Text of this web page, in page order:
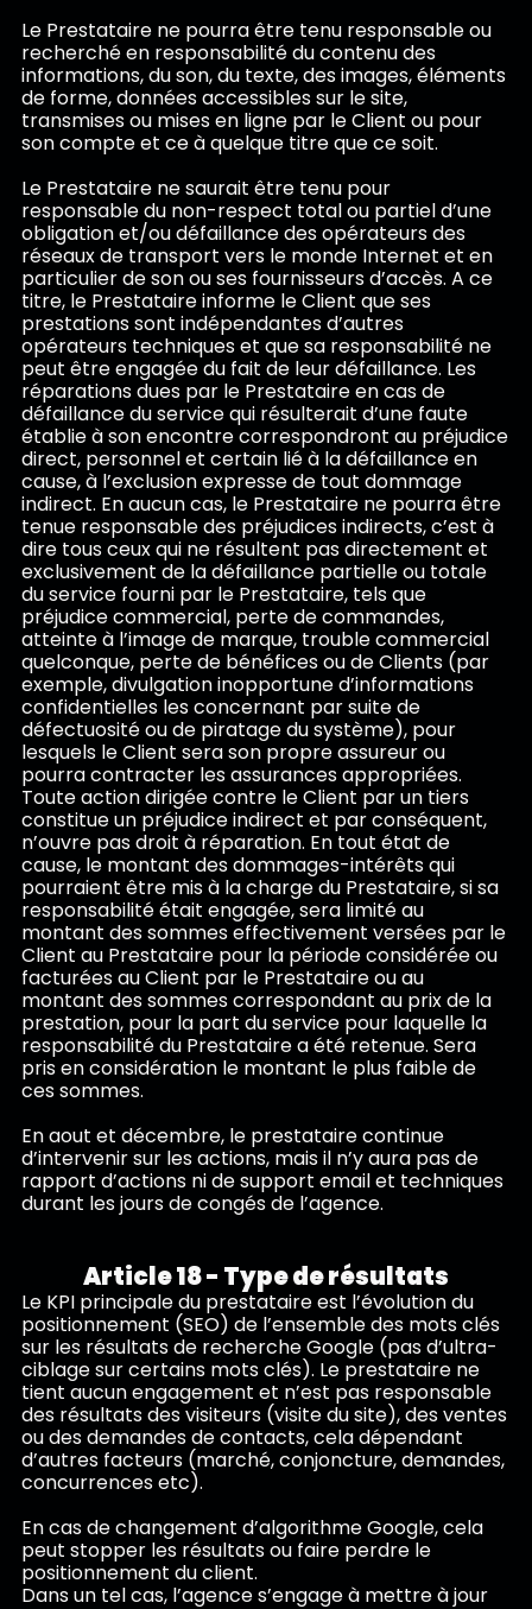
Le Prestataire ne pourra être tenu responsable ou
recherché en responsabilité du contenu des
informations, du son, du texte, des images, éléments
de forme, données accessibles sur le site,
transmises ou mises en ligne par le Client ou pour
son compte et ce à quelque titre que ce soit.
Le Prestataire ne saurait être tenu pour
responsable du non-respect total ou partiel d’une
obligation et/ou défaillance des opérateurs des
réseaux de transport vers le monde Internet et en
particulier de son ou ses fournisseurs d’accès. A ce
titre, le Prestataire informe le Client que ses
prestations sont indépendantes d’autres
opérateurs techniques et que sa responsabilité ne
peut être engagée du fait de leur défaillance. Les
réparations dues par le Prestataire en cas de
défaillance du service qui résulterait d’une faute
établie à son encontre correspondront au préjudice
direct, personnel et certain lié à la défaillance en
cause, à l’exclusion expresse de tout dommage
indirect. En aucun cas, le Prestataire ne pourra être
tenue responsable des préjudices indirects, c’est à
dire tous ceux qui ne résultent pas directement et
exclusivement de la défaillance partielle ou totale
du service fourni par le Prestataire, tels que
préjudice commercial, perte de commandes,
atteinte à l’image de marque, trouble commercial
quelconque, perte de bénéfices ou de Clients (par
exemple, divulgation inopportune d’informations
confidentielles les concernant par suite de
défectuosité ou de piratage du système), pour
lesquels le Client sera son propre assureur ou
pourra contracter les assurances appropriées.
Toute action dirigée contre le Client par un tiers
constitue un préjudice indirect et par conséquent,
n’ouvre pas droit à réparation. En tout état de
cause, le montant des dommages-intérêts qui
pourraient être mis à la charge du Prestataire, si sa
responsabilité était engagée, sera limité au
montant des sommes effectivement versées par le
Client au Prestataire pour la période considérée ou
facturées au Client par le Prestataire ou au
montant des sommes correspondant au prix de la
prestation, pour la part du service pour laquelle la
responsabilité du Prestataire a été retenue. Sera
pris en considération le montant le plus faible de
ces sommes.
En aout et décembre, le prestataire continue
d’intervenir sur les actions, mais il n’y aura pas de
rapport d’actions ni de support email et techniques
durant les jours de congés de l’agence.
Article 18 - Type de résultats
Le KPI principale du prestataire est l’évolution du
positionnement (SEO) de l’ensemble des mots clés
sur les résultats de recherche Google (pas d’ultra-
ciblage sur certains mots clés). Le prestataire ne
tient aucun engagement et n’est pas responsable
des résultats des visiteurs (visite du site), des ventes
ou des demandes de contacts, cela dépendant
d’autres facteurs (marché, conjoncture, demandes,
concurrences etc).
En cas de changement d’algorithme Google, cela
peut stopper les résultats ou faire perdre le
positionnement du client.
Dans un tel cas, l’agence s’engage à mettre à jour